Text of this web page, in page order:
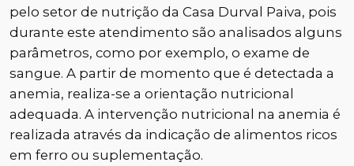
pelo setor de nutrição da Casa Durval Paiva, pois
durante este atendimento são analisados alguns
parâmetros, como por exemplo, o exame de
sangue. A partir de momento que é detectada a
anemia, realiza-se a orientação nutricional
adequada. A intervenção nutricional na anemia é
realizada através da indicação de alimentos ricos
em ferro ou suplementação.